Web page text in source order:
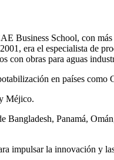
Business School, con
era el especialista de
obras para aguas
en países como
Méjico.
Bangladesh, Panamá,
impulsar la innovación y